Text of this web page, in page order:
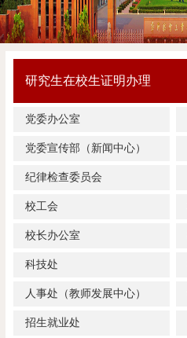
研究生在校生证明办理
党委办公室
党委宣传部（新闻中心）
纪律检查委员会
校工会
校长办公室
科技处
人事处（教师发展中心）
招生就业处